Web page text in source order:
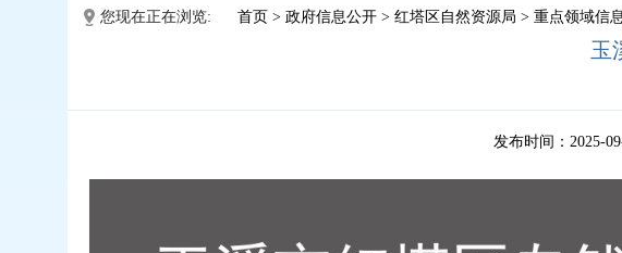
您现在正在浏览: 首页 > 政府信息公开 > 红塔区自然资源局 > 重点领域信
玉
发布时间：2025-